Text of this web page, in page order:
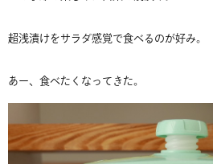
超浅漬けをサラダ感覚で食べるのが好み。
あー、食べたくなってきた。